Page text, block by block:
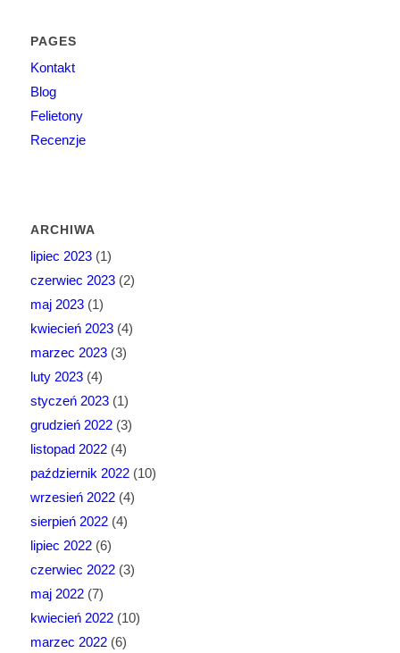
PAGES
Kontakt
Blog
Felietony
Recenzje
ARCHIWA
lipiec 2023(1)
czerwiec 2023(2)
maj 2023(1)
kwiecień 2023(4)
marzec 2023(3)
luty 2023(4)
styczeń 2023(1)
grudzień 2022(3)
listopad 2022(4)
październik 2022(10)
wrzesień 2022(4)
sierpień 2022(4)
lipiec 2022(6)
czerwiec 2022(3)
maj 2022(7)
kwiecień 2022(10)
marzec 2022(6)